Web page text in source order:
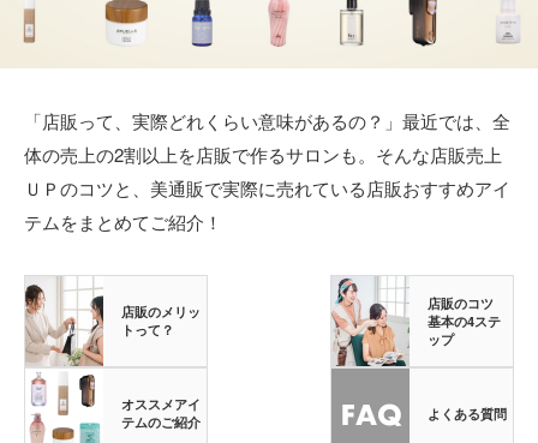
「店販って、実際どれくらい意味があるの？」最近では、全
体の売上の2割以上を店販で作るサロンも。そんな店販売上
ＵＰのコツと、美通販で実際に売れている店販おすすめアイ
テムをまとめてご紹介！
店販のメリッ
トって？
店販のコツ
基本の4ステ
ップ
オススメアイ
テムのご紹介
よくある質問